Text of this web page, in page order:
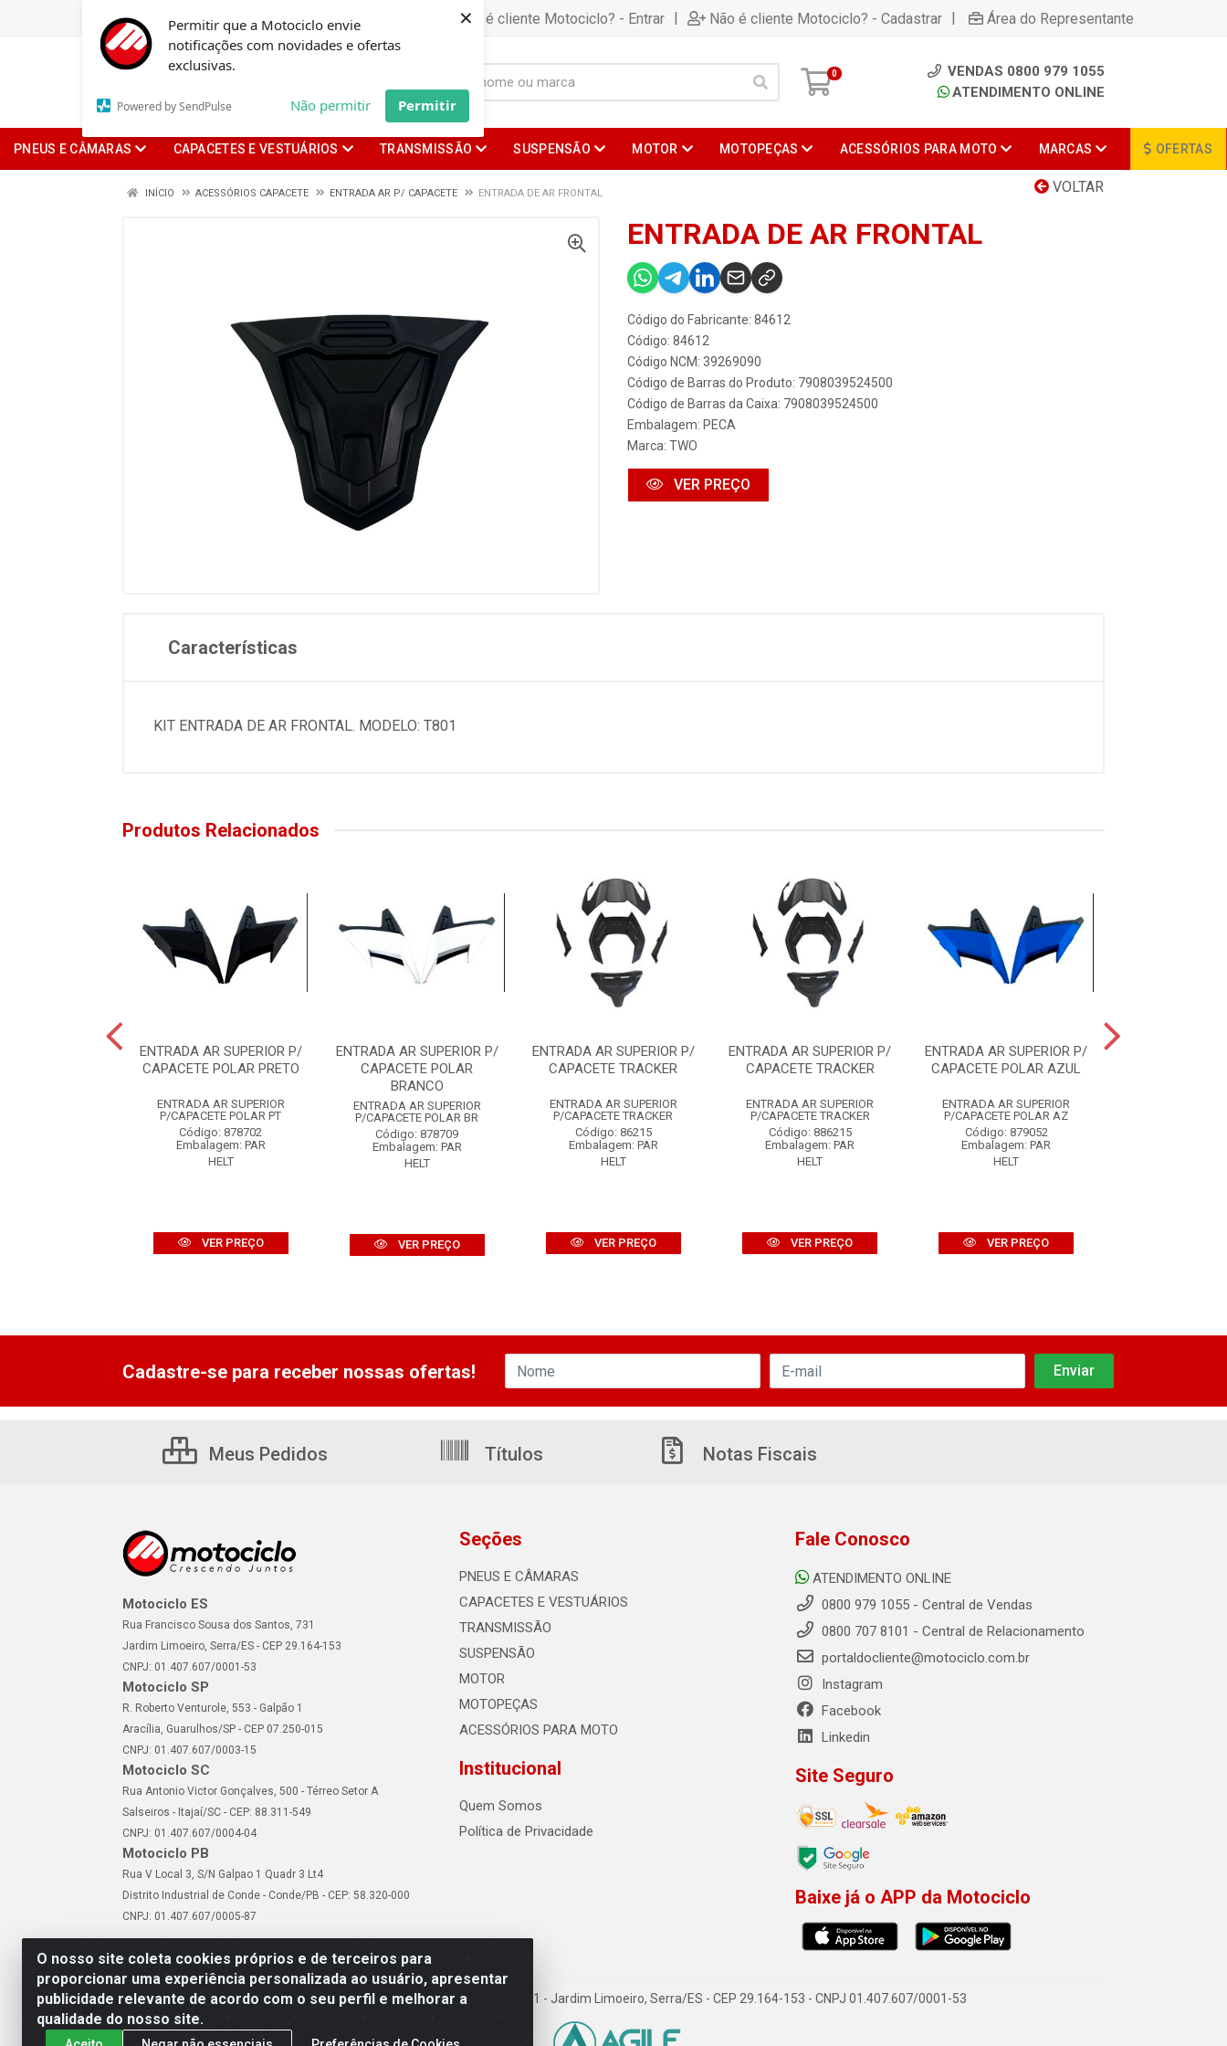
Permitir que a Motociclo envie
notificações com novidades e ofertas
exclusivas.
Powered by SendPulse Não permitir Permitir
×Já é cliente Motociclo? - Entrar | Não é cliente Motociclo? - Cadastrar | Área do Representante
0
VENDAS 0800 979 1055
ATENDIMENTO ONLINE
PNEUS E CÂMARAS CAPACETES E VESTUÁRIOS TRANSMISSÃO SUSPENSÃO MOTOR MOTOPEÇAS ACESSÓRIOS PARA MOTO MARCAS OFERTAS
VOLTAR
INÍCIO ACESSÓRIOS CAPACETE ENTRADA AR P/ CAPACETE ENTRADA DE AR FRONTAL
ENTRADA DE AR FRONTAL
Código do Fabricante: 84612
Código: 84612
Código NCM: 39269090
Código de Barras do Produto: 7908039524500
Código de Barras da Caixa: 7908039524500
Embalagem: PECA
Marca: TWO
VER PREÇO
Características
KIT ENTRADA DE AR FRONTAL. MODELO: T801
Produtos Relacionados
ENTRADA AR SUPERIOR P/
CAPACETE POLAR PRETO
ENTRADA AR SUPERIOR
P/CAPACETE POLAR PT
Código: 878702
Embalagem: PAR
HELT
VER PREÇO
ENTRADA AR SUPERIOR P/
CAPACETE POLAR
BRANCO
ENTRADA AR SUPERIOR
P/CAPACETE POLAR BR
Código: 878709
Embalagem: PAR
HELT
VER PREÇO
ENTRADA AR SUPERIOR P/
CAPACETE TRACKER
ENTRADA AR SUPERIOR
P/CAPACETE TRACKER
Código: 86215
Embalagem: PAR
HELT
VER PREÇO
ENTRADA AR SUPERIOR P/
CAPACETE TRACKER
ENTRADA AR SUPERIOR
P/CAPACETE TRACKER
Código: 886215
Embalagem: PAR
HELT
VER PREÇO
ENTRADA AR SUPERIOR P/
CAPACETE POLAR AZUL
ENTRADA AR SUPERIOR
P/CAPACETE POLAR AZ
Código: 879052
Embalagem: PAR
HELT
VER PREÇO
O nosso site coleta cookies próprios e de terceiros para
proporcionar uma experiência personalizada ao usuário, apresentar
publicidade relevante de acordo com o seu perfil e melhorar a
qualidade do nosso site.
Cadastre-se para receber nossas ofertas!
Meus Pedidos Títulos Notas Fiscais
Motociclo ES
Rua Francisco Sousa dos Santos, 731
Jardim Limoeiro, Serra/ES - CEP 29.164-153
CNPJ: 01.407.607/0001-53
Motociclo SP
R. Roberto Venturole, 553 - Galpão 1
Aracília, Guarulhos/SP - CEP 07.250-015
CNPJ: 01.407.607/0003-15
Motociclo SC
Rua Antonio Victor Gonçalves, 500 - Térreo Setor A
Salseiros - Itajaí/SC - CEP: 88.311-549
CNPJ: 01.407.607/0004-04
Motociclo PB
Rua V Local 3, S/N Galpao 1 Quadr 3 Lt4
Distrito Industrial de Conde - Conde/PB - CEP: 58.320-000
CNPJ: 01.407.607/0005-87
Seções
PNEUS E CÂMARAS
CAPACETES E VESTUÁRIOS
TRANSMISSÃO
SUSPENSÃO
MOTOR
MOTOPEÇAS
ACESSÓRIOS PARA MOTO
Institucional
Quem Somos
Política de Privacidade
Fale Conosco
ATENDIMENTO ONLINE
0800 979 1055 - Central de Vendas
0800 707 8101 - Central de Relacionamento
portaldocliente@motociclo.com.br
Instagram
Facebook
Linkedin
Site Seguro
Baixe já o APP da Motociclo
Motociclo - Rua Francisco Sousa dos Santos, 731 - Jardim Limoeiro, Serra/ES - CEP 29.164-153 - CNPJ 01.407.607/0001-53